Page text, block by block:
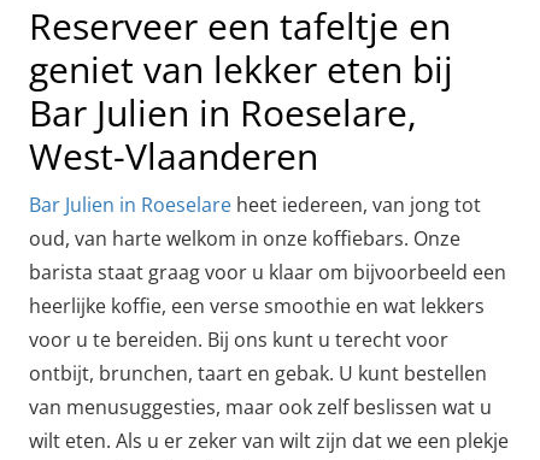
Reserveer een tafeltje en
geniet van lekker eten bij
Bar Julien in Roeselare,
West-Vlaanderen
Bar Julien in Roeselare heet iedereen, van jong tot
oud, van harte welkom in onze koffiebars. Onze
barista staat graag voor u klaar om bijvoorbeeld een
heerlijke koffie, een verse smoothie en wat lekkers
voor u te bereiden. Bij ons kunt u terecht voor
ontbijt, brunchen, taart en gebak. U kunt bestellen
van menusuggesties, maar ook zelf beslissen wat u
wilt eten. Als u er zeker van wilt zijn dat we een plekje